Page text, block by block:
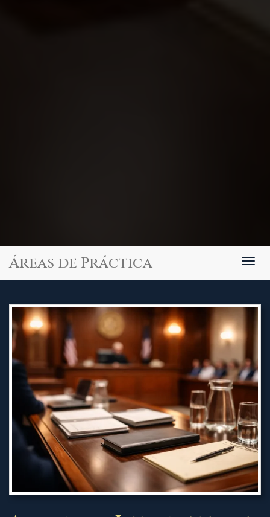
Áreas de Práctica